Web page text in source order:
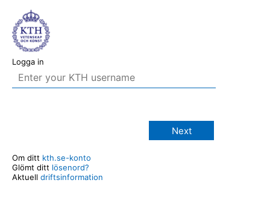
Logga in
Next
Om ditt kth.se-konto
Glömt ditt lösenord?
Aktuell driftsinformation